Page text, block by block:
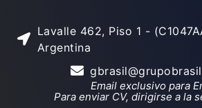
Lavalle 462, Piso 1 -
Argentina
Email exclusivo para
Para enviar CV, dirigirse a la